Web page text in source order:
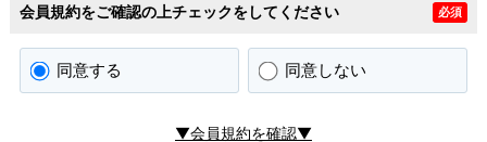
会員規約をご確認の上チェックをしてください 必須
同意する 同意しない
▼会員規約を確認▼